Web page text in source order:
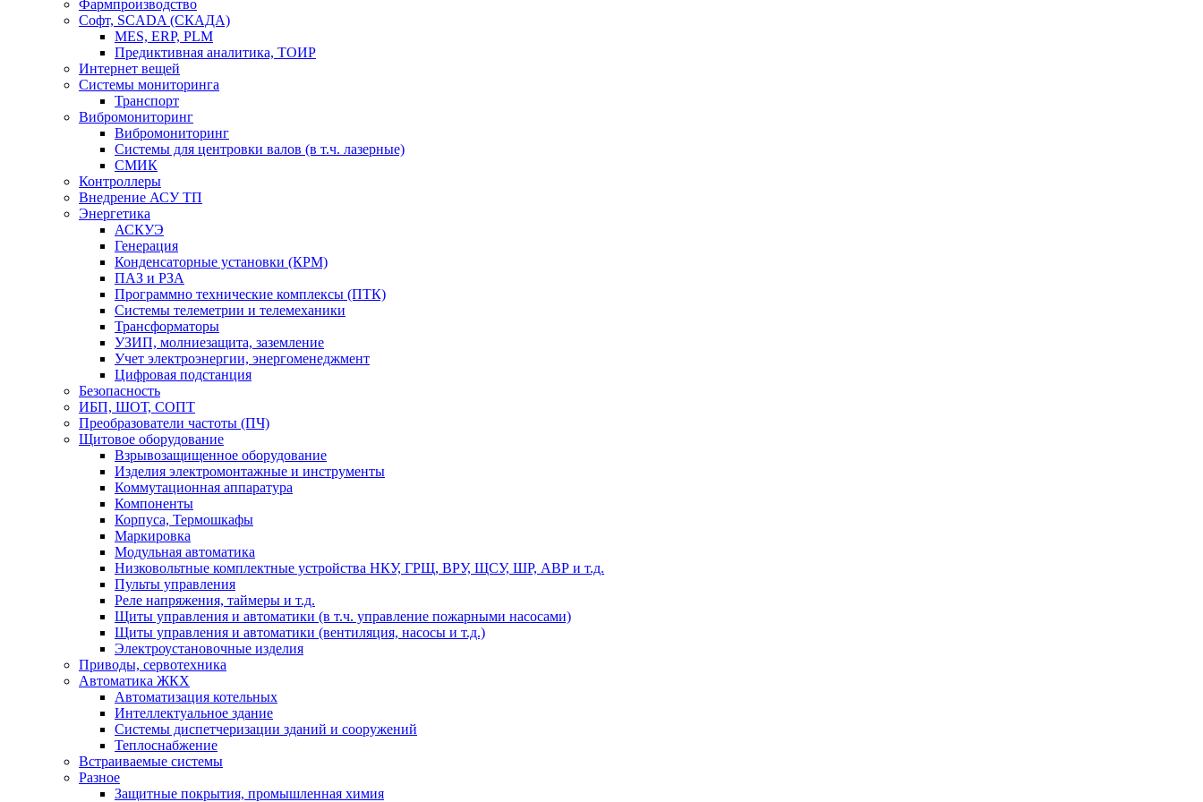
Фармпроизводство
Софт, SCADA (СКАДА)
MES, ERP, PLM
Предиктивная аналитика, ТОИР
Интернет вещей
Системы мониторинга
Транспорт
Вибромониторинг
Вибромониторинг
Системы для центровки валов (в т.ч. лазерные)
СМИК
Контроллеры
Внедрение АСУ ТП
Энергетика
АСКУЭ
Генерация
Конденсаторные установки (КРМ)
ПАЗ и РЗА
Программно технические комплексы (ПТК)
Системы телеметрии и телемеханики
Трансформаторы
УЗИП, молниезащита, заземление
Учет электроэнергии, энергоменеджмент
Цифровая подстанция
Безопасность
ИБП, ШОТ, СОПТ
Преобразователи частоты (ПЧ)
Щитовое оборудование
Взрывозащищенное оборудование
Изделия электромонтажные и инструменты
Коммутационная аппаратура
Компоненты
Корпуса, Термошкафы
Маркировка
Модульная автоматика
Низковольтные комплектные устройства НКУ, ГРЩ, ВРУ, ЩСУ, ШР, АВР и т.д.
Пульты управления
Реле напряжения, таймеры и т.д.
Щиты управления и автоматики (в т.ч. управление пожарными насосами)
Щиты управления и автоматики (вентиляция, насосы и т.д.)
Электроустановочные изделия
Приводы, сервотехника
Автоматика ЖКХ
Автоматизация котельных
Интеллектуальное здание
Системы диспетчеризации зданий и сооружений
Теплоснабжение
Встраиваемые системы
Разное
Защитные покрытия, промышленная химия